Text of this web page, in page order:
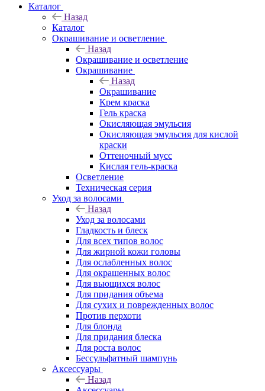
Каталог
Назад
Каталог
Окрашивание и осветление
Назад
Окрашивание и осветление
Окрашивание
Назад
Окрашивание
Крем краска
Гель краска
Окисляющая эмульсия
Окисляющая эмульсия для кислой
краски
Оттеночный мусс
Кислая гель-краска
Осветление
Техническая серия
Уход за волосами
Назад
Уход за волосами
Гладкость и блеск
Для всех типов волос
Для жирной кожи головы
Для ослабленных волос
Для окрашенных волос
Для вьющихся волос
Для придания объема
Для сухих и поврежденных волос
Против перхоти
Для блонда
Для придания блеска
Для роста волос
Бессульфатный шампунь
Аксессуары
Назад